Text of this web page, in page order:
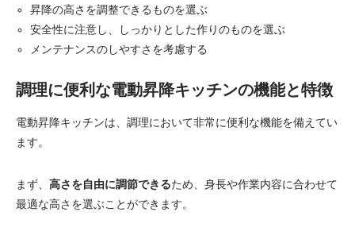
昇降の高さを調整できるものを選ぶ
安全性に注意し、しっかりとした作りのものを選ぶ
メンテナンスのしやすさを考慮する
調理に便利な電動昇降キッチンの機能と特徴
電動昇降キッチンは、調理において非常に便利な機能を備えてい
ます。
まず、 高さを自由に調節できるため、身長や作業内容に合わせて
最適な高さを選ぶことができます。